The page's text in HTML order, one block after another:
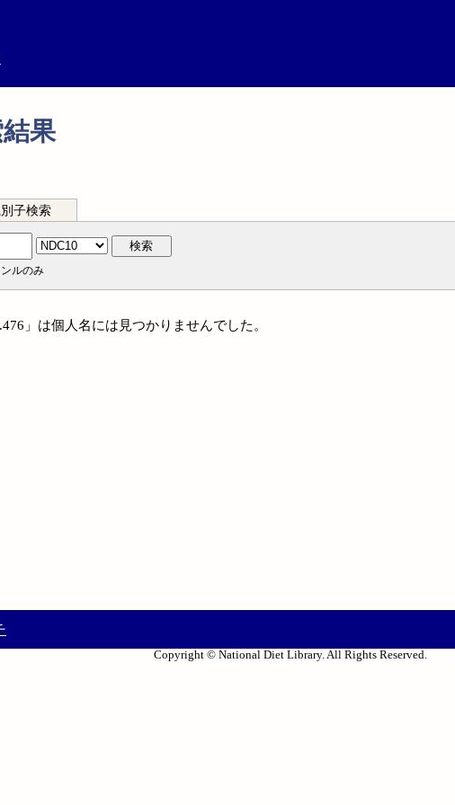
果
子検索
検索
ルのみ
」は個人名には見つかりませんでした。
Copyright © National Diet Library. All Rights Reserved.